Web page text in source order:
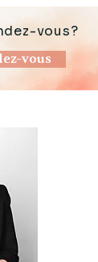
vous?
vous